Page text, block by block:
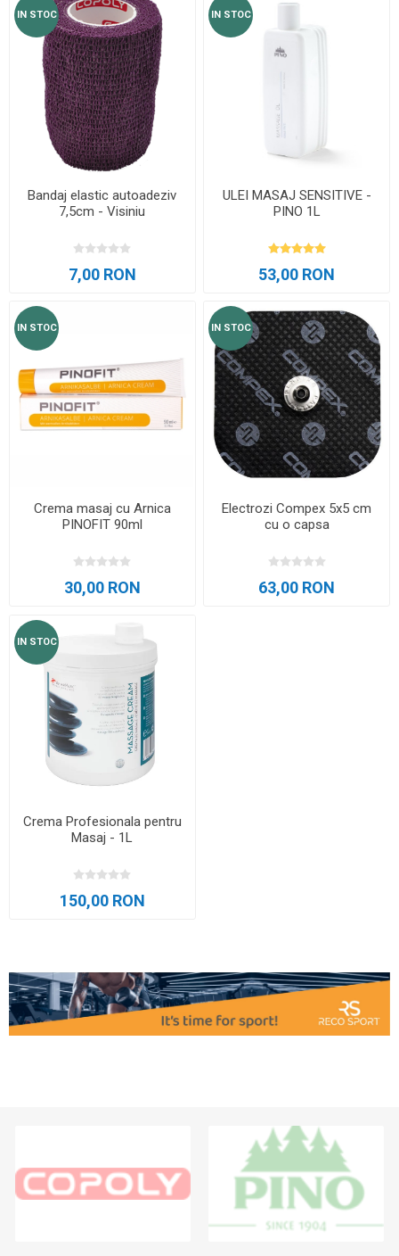
IN STOC
Bandaj elastic autoadeziv
7,5cm - Visiniu
7,00 RON
IN STOC
ULEI MASAJ SENSITIVE -
PINO 1L
53,00 RON
IN STOC
Crema masaj cu Arnica
PINOFIT 90ml
30,00 RON
IN STOC
Electrozi Compex 5x5 cm
cu o capsa
63,00 RON
IN STOC
Crema Profesionala pentru
Masaj - 1L
150,00 RON